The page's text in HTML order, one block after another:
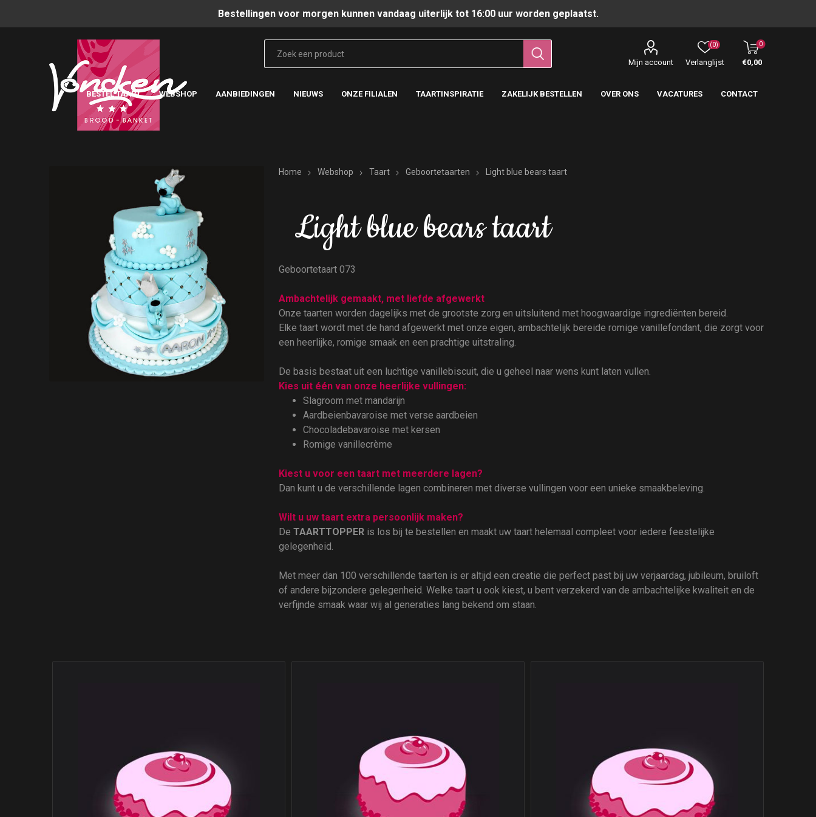
Bestellingen voor morgen kunnen vandaag uiterlijk tot 16:00 uur worden geplaatst.
Mijn account Verlanglijst
(0) 0
€0,00
BESTEL TAART WEBSHOP AANBIEDINGEN NIEUWS ONZE FILIALEN TAARTINSPIRATIE ZAKELIJK BESTELLEN OVER ONS VACATURES CONTACT
Home Webshop Taart Geboortetaarten Light blue bears taart
Light blue bears taart
Geboortetaart 073
Ambachtelijk gemaakt, met liefde afgewerkt
Onze taarten worden dagelijks met de grootste zorg en uitsluitend met hoogwaardige ingrediënten bereid.
Elke taart wordt met de hand afgewerkt met onze eigen, ambachtelijk bereide romige vanillefondant, die zorgt voor
een heerlijke, romige smaak en een prachtige uitstraling.
De basis bestaat uit een luchtige vanillebiscuit, die u geheel naar wens kunt laten vullen.
Kies uit één van onze heerlijke vullingen:
Slagroom met mandarijn
Aardbeienbavaroise met verse aardbeien
Chocoladebavaroise met kersen
Romige vanillecrème
Kiest u voor een taart met meerdere lagen?
Dan kunt u de verschillende lagen combineren met diverse vullingen voor een unieke smaakbeleving.
Wilt u uw taart extra persoonlijk maken?
DeTAARTTOPPER is los bij te bestellen en maakt uw taart helemaal compleet voor iedere feestelijke
gelegenheid.
Met meer dan 100 verschillende taarten is er altijd een creatie die perfect past bij uw verjaardag, jubileum, bruiloft
of andere bijzondere gelegenheid. Welke taart u ook kiest, u bent verzekerd van de ambachtelijke kwaliteit en de
verfijnde smaak waar wij al generaties lang bekend om staan.